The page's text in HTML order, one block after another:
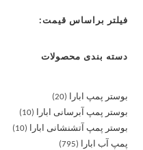
فیلتر براساس قیمت:
دسته بندی محصولات
بوستر پمپ ابارا
20
بوستر پمپ آبرسانی ابارا
10
بوستر پمپ آتشنشانی ابارا
10
پمپ آب ابارا
795